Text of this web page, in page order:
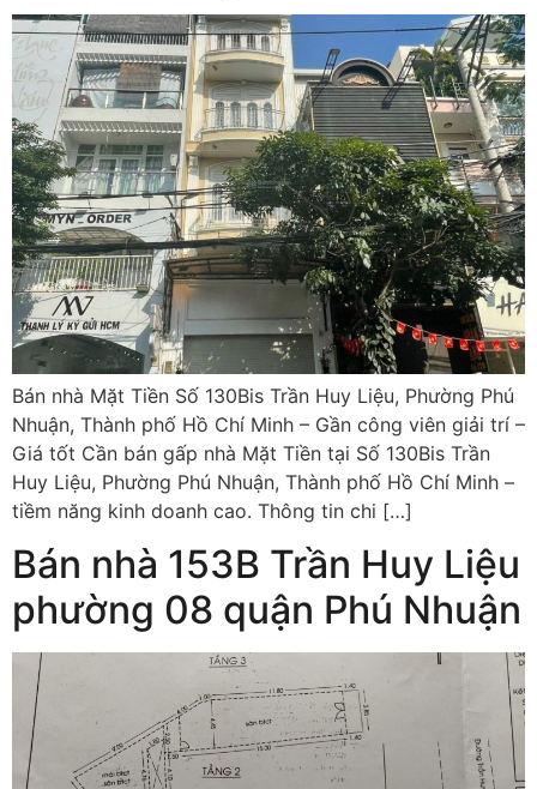
Bán nhà Mặt Tiền Số 130Bis Trần Huy Liệu, Phường Phú
Nhuận, Thành phố Hồ Chí Minh – Gần công viên giải trí –
Giá tốt Cần bán gấp nhà Mặt Tiền tại Số 130Bis Trần
Huy Liệu, Phường Phú Nhuận, Thành phố Hồ Chí Minh –
tiềm năng kinh doanh cao. Thông tin chi […]
Bán nhà 153B Trần Huy Liệu
phường 08 quận Phú Nhuận